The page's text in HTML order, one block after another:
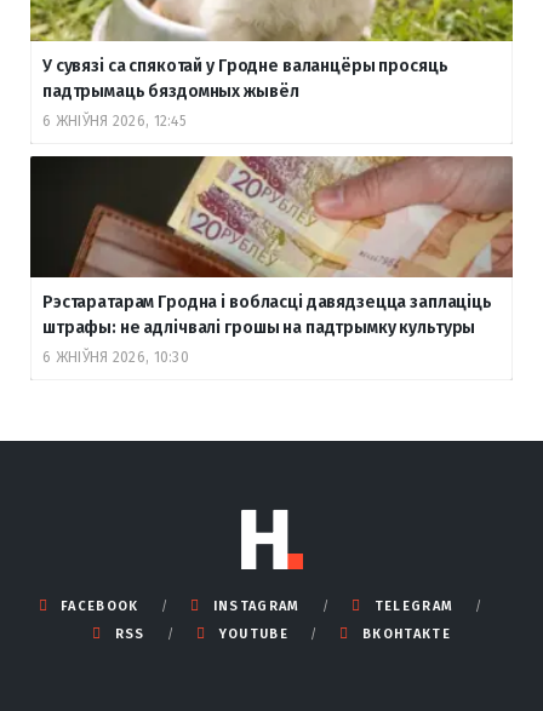
У сувязі са спякотай у Гродне валанцёры просяць
падтрымаць бяздомных жывёл
6 ЖНІЎНЯ 2026, 12:45
Рэстаратарам Гродна і вобласці давядзецца заплаціць
штрафы: не адлічвалі грошы на падтрымку культуры
6 ЖНІЎНЯ 2026, 10:30
FACEBOOK INSTAGRAM
TELEGRAM
RSS
YOUTUBE ВКОНТАКТЕ